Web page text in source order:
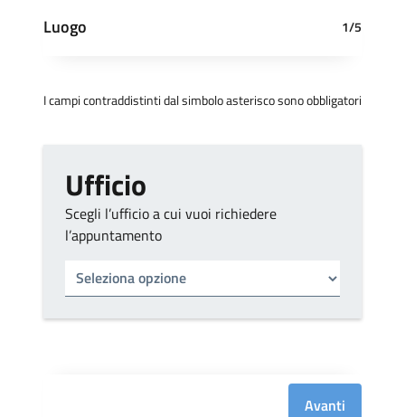
Luogo 1/5
I campi contraddistinti dal simbolo asterisco sono obbligatori
Ufficio
Scegli l’ufficio a cui vuoi richiedere
l’appuntamento
Tipo di ufficio
Avanti